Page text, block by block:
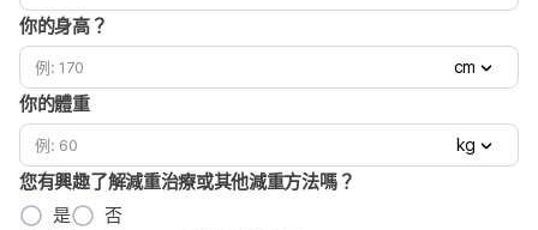
你的身高？
cm
你的體重
kg
您有興趣了解減重治療或其他減重方法嗎？
是
否